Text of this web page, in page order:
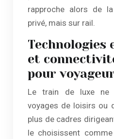
rapproche alors de
privé, mais sur rail.
Technologies
et
pour
Le train de luxe ne
voyages de loisirs ou
plus de cadres
le choisissent